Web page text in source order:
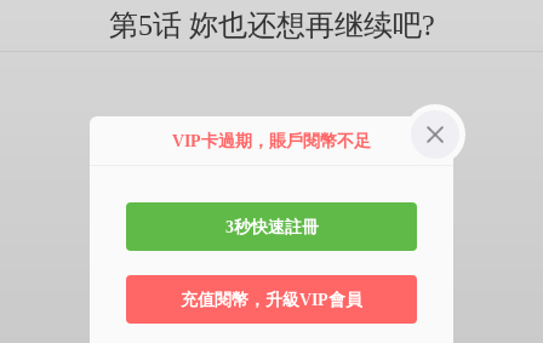
第5话 妳也还想再继续吧?
VIP卡過期，賬戶閱幣不足
3秒快速註冊
充值閱幣，升級VIP會員